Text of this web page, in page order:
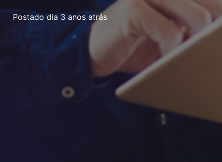
Postado dia 3 anos atrás